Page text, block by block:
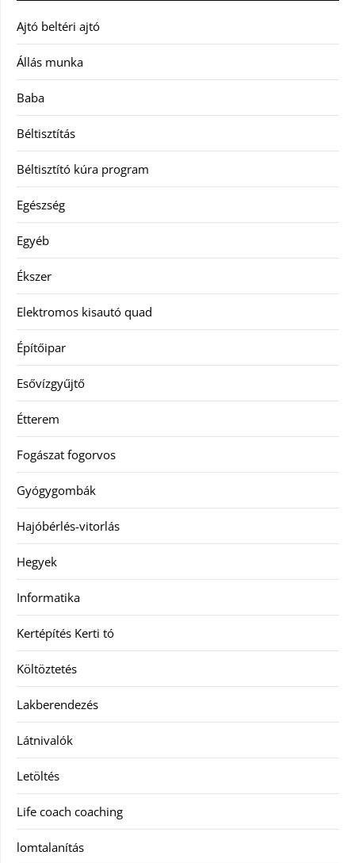
Ajtó beltéri ajtó
Állás munka
Baba
Béltisztítás
Béltisztító kúra program
Egészség
Egyéb
Ékszer
Elektromos kisautó quad
Építőipar
Esővízgyűjtő
Étterem
Fogászat fogorvos
Gyógygombák
Hajóbérlés-vitorlás
Hegyek
Informatika
Kertépítés Kerti tó
Költöztetés
Lakberendezés
Látnivalók
Letöltés
Life coach coaching
lomtalanítás